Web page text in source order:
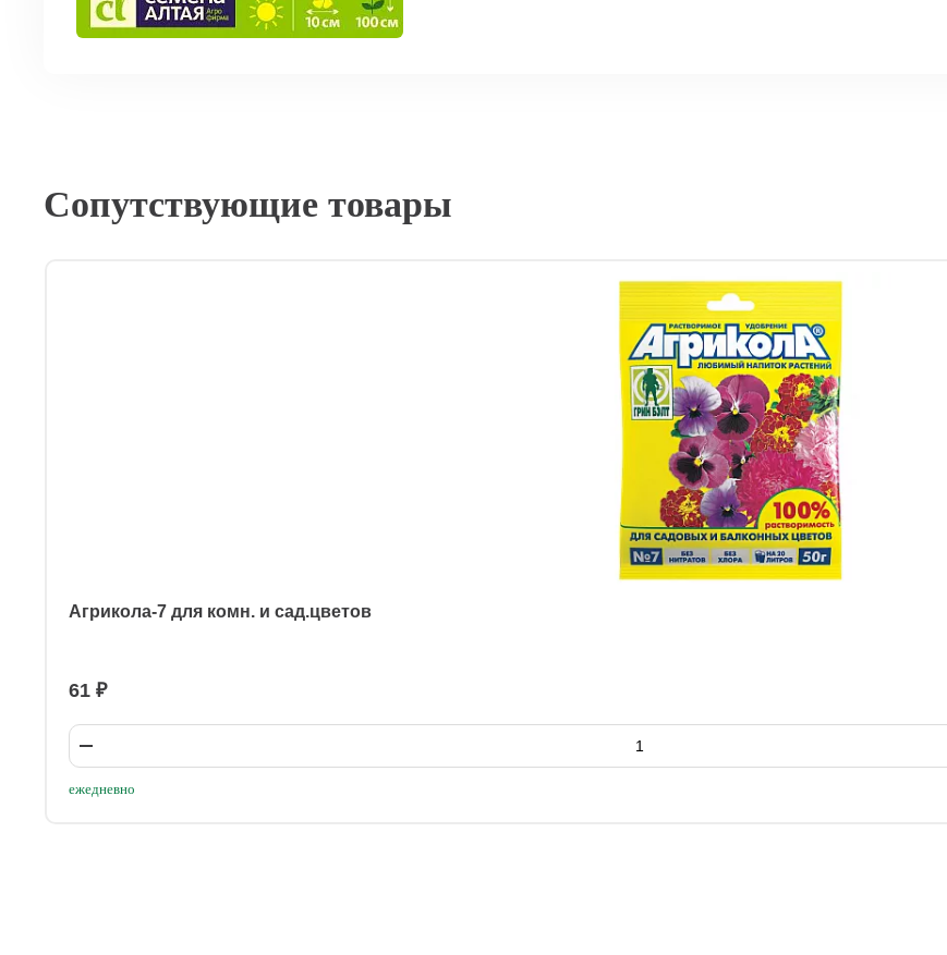
Сопутствующие товары
Агрикола-7 для комн. и сад.цветов
61 ₽
ежедневно